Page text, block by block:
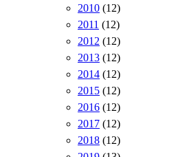
2010 (12)
2011 (12)
2012 (12)
2013 (12)
2014 (12)
2015 (12)
2016 (12)
2017 (12)
2018 (12)